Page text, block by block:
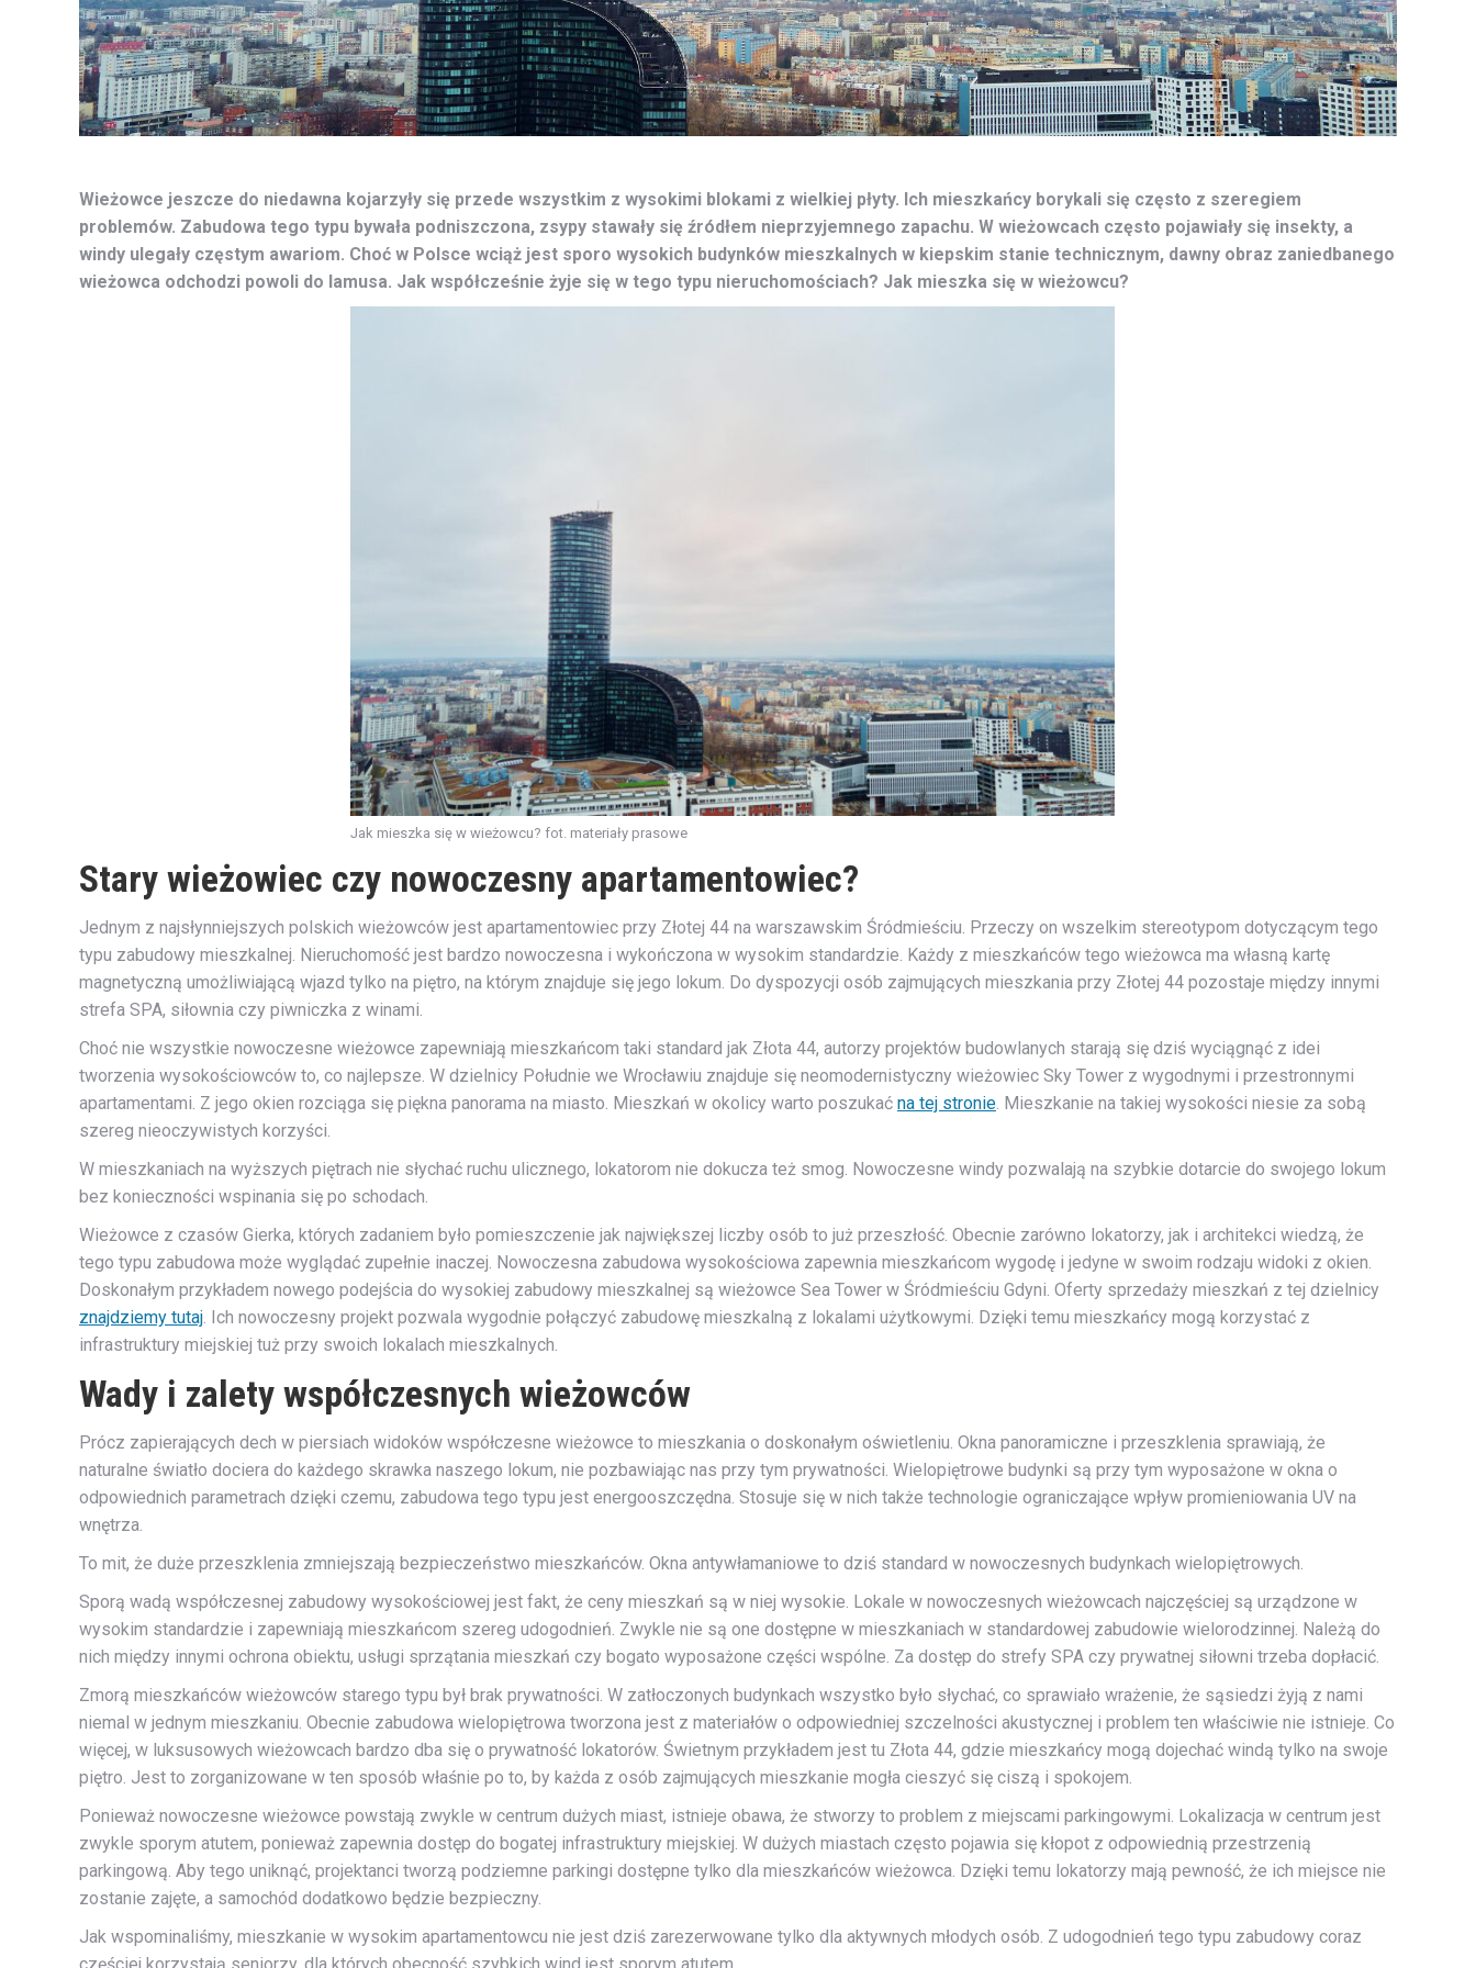
Wieżowce jeszcze do niedawna kojarzyły się przede wszystkim z wysokimi blokami z wielkiej płyty. Ich mieszkańcy borykali się często z szeregiem
problemów. Zabudowa tego typu bywała podniszczona, zsypy stawały się źródłem nieprzyjemnego zapachu. W wieżowcach często pojawiały się insekty, a
windy ulegały częstym awariom. Choć w Polsce wciąż jest sporo wysokich budynków mieszkalnych w kiepskim stanie technicznym, dawny obraz zaniedbanego
wieżowca odchodzi powoli do lamusa. Jak współcześnie żyje się w tego typu nieruchomościach? Jak mieszka się w wieżowcu?
Jak mieszka się w wieżowcu? fot. materiały prasowe
Stary wieżowiec czy nowoczesny apartamentowiec?
Jednym z najsłynniejszych polskich wieżowców jest apartamentowiec przy Złotej 44 na warszawskim Śródmieściu. Przeczy on wszelkim stereotypom dotyczącym tego
typu zabudowy mieszkalnej. Nieruchomość jest bardzo nowoczesna i wykończona w wysokim standardzie. Każdy z mieszkańców tego wieżowca ma własną kartę
magnetyczną umożliwiającą wjazd tylko na piętro, na którym znajduje się jego lokum. Do dyspozycji osób zajmujących mieszkania przy Złotej 44 pozostaje między innymi
strefa SPA, siłownia czy piwniczka z winami.
Choć nie wszystkie nowoczesne wieżowce zapewniają mieszkańcom taki standard jak Złota 44, autorzy projektów budowlanych starają się dziś wyciągnąć z idei
tworzenia wysokościowców to, co najlepsze. W dzielnicy Południe we Wrocławiu znajduje się neomodernistyczny wieżowiec Sky Tower z wygodnymi i przestronnymi
apartamentami. Z jego okien rozciąga się piękna panorama na miasto. Mieszkań w okolicy warto poszukać na tej stronie. Mieszkanie na takiej wysokości niesie za sobą
szereg nieoczywistych korzyści.
W mieszkaniach na wyższych piętrach nie słychać ruchu ulicznego, lokatorom nie dokucza też smog. Nowoczesne windy pozwalają na szybkie dotarcie do swojego lokum
bez konieczności wspinania się po schodach.
Wieżowce z czasów Gierka, których zadaniem było pomieszczenie jak największej liczby osób to już przeszłość. Obecnie zarówno lokatorzy, jak i architekci wiedzą, że
tego typu zabudowa może wyglądać zupełnie inaczej. Nowoczesna zabudowa wysokościowa zapewnia mieszkańcom wygodę i jedyne w swoim rodzaju widoki z okien.
Doskonałym przykładem nowego podejścia do wysokiej zabudowy mieszkalnej są wieżowce Sea Tower w Śródmieściu Gdyni. Oferty sprzedaży mieszkań z tej dzielnicy
znajdziemy tutaj. Ich nowoczesny projekt pozwala wygodnie połączyć zabudowę mieszkalną z lokalami użytkowymi. Dzięki temu mieszkańcy mogą korzystać z
infrastruktury miejskiej tuż przy swoich lokalach mieszkalnych.
Wady i zalety współczesnych wieżowców
Prócz zapierających dech w piersiach widoków współczesne wieżowce to mieszkania o doskonałym oświetleniu. Okna panoramiczne i przeszklenia sprawiają, że
naturalne światło dociera do każdego skrawka naszego lokum, nie pozbawiając nas przy tym prywatności. Wielopiętrowe budynki są przy tym wyposażone w okna o
odpowiednich parametrach dzięki czemu, zabudowa tego typu jest energooszczędna. Stosuje się w nich także technologie ograniczające wpływ promieniowania UV na
wnętrza.
To mit, że duże przeszklenia zmniejszają bezpieczeństwo mieszkańców. Okna antywłamaniowe to dziś standard w nowoczesnych budynkach wielopiętrowych.
Sporą wadą współczesnej zabudowy wysokościowej jest fakt, że ceny mieszkań są w niej wysokie. Lokale w nowoczesnych wieżowcach najczęściej są urządzone w
wysokim standardzie i zapewniają mieszkańcom szereg udogodnień. Zwykle nie są one dostępne w mieszkaniach w standardowej zabudowie wielorodzinnej. Należą do
nich między innymi ochrona obiektu, usługi sprzątania mieszkań czy bogato wyposażone części wspólne. Za dostęp do strefy SPA czy prywatnej siłowni trzeba dopłacić.
Zmorą mieszkańców wieżowców starego typu był brak prywatności. W zatłoczonych budynkach wszystko było słychać, co sprawiało wrażenie, że sąsiedzi żyją z nami
niemal w jednym mieszkaniu. Obecnie zabudowa wielopiętrowa tworzona jest z materiałów o odpowiedniej szczelności akustycznej i problem ten właściwie nie istnieje. Co
więcej, w luksusowych wieżowcach bardzo dba się o prywatność lokatorów. Świetnym przykładem jest tu Złota 44, gdzie mieszkańcy mogą dojechać windą tylko na swoje
piętro. Jest to zorganizowane w ten sposób właśnie po to, by każda z osób zajmujących mieszkanie mogła cieszyć się ciszą i spokojem.
Ponieważ nowoczesne wieżowce powstają zwykle w centrum dużych miast, istnieje obawa, że stworzy to problem z miejscami parkingowymi. Lokalizacja w centrum jest
zwykle sporym atutem, ponieważ zapewnia dostęp do bogatej infrastruktury miejskiej. W dużych miastach często pojawia się kłopot z odpowiednią przestrzenią
parkingową. Aby tego uniknąć, projektanci tworzą podziemne parkingi dostępne tylko dla mieszkańców wieżowca. Dzięki temu lokatorzy mają pewność, że ich miejsce nie
zostanie zajęte, a samochód dodatkowo będzie bezpieczny.
Jak wspominaliśmy, mieszkanie w wysokim apartamentowcu nie jest dziś zarezerwowane tylko dla aktywnych młodych osób. Z udogodnień tego typu zabudowy coraz